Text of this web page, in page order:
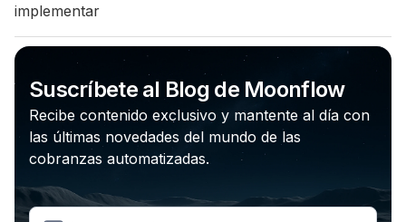
implementar
Suscríbete al Blog de Moonflow
Recibe contenido exclusivo y mantente al día con
las últimas novedades del mundo de las
cobranzas automatizadas.